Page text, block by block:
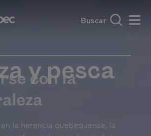
Main navigation -
Quebec Experiencias estrella
y pesca
con la
la herencia quebequense, la